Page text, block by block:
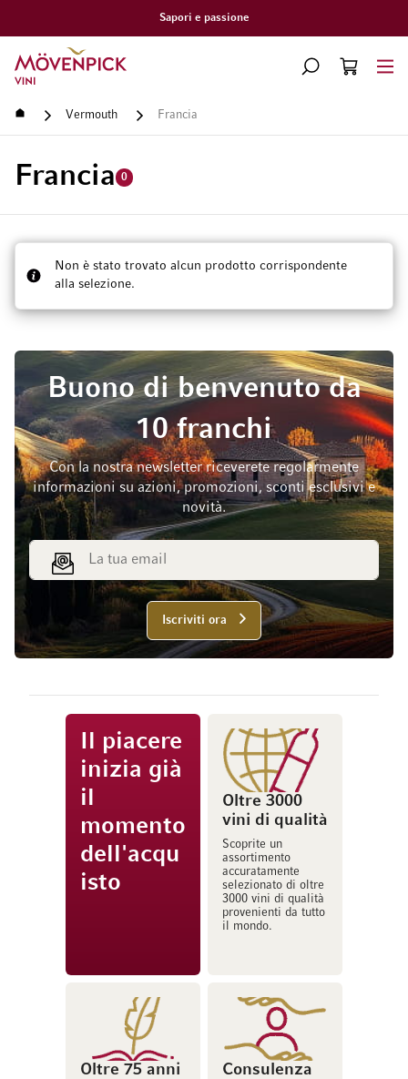
Sapori e passione
Vai alla Home Page
CERCA
CART
Home Vermouth Francia
Francia 0
Non è stato trovato alcun prodotto corrispondente
alla selezione.
Buono di benvenuto da
10 franchi
Con la nostra newsletter riceverete regolarmente
informazioni su azioni, promozioni, sconti esclusivi e
novità.
Indirizzo email
Iscriviti ora
Il piacere
inizia già
il
momento
dell'acqu
isto
Oltre 3000
vini di qualità
Scoprite un
assortimento
accuratamente
selezionato di oltre
3000 vini di qualità
provenienti da tutto
il mondo.
Oltre 75 anni
Consulenza